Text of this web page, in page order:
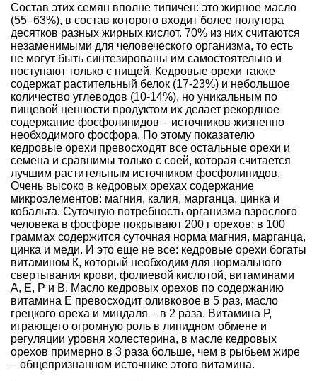
Состав этих семян вполне типичен: это жирное масло
(55–63%), в состав которого входит более полутора
десятков разных жирных кислот. 70% из них считаются
незаменимыми для человеческого организма, то есть
не могут быть синтезированы им самостоятельно и
поступают только с пищей. Кедровые орехи также
содержат растительный белок (17-23%) и небольшое
количество углеводов (10-14%), но уникальным по
пищевой ценности продуктом их делает рекордное
содержание фосфолипидов – источников жизненно
необходимого фосфора. По этому показателю
кедровые орехи превосходят все остальные орехи и
семена и сравнимы только с соей, которая считается
лучшим растительным источником фосфолипидов.
Очень высоко в кедровых орехах содержание
микроэлементов: магния, калия, марганца, цинка и
кобальта. Суточную потребность организма взрослого
человека в фосфоре покрывают 200 г орехов; в 100
граммах содержится суточная норма магния, марганца,
цинка и меди. И это еще не все: кедровые орехи богаты
витамином К, который необходим для нормального
свертывания крови, фолиевой кислотой, витаминами
А, Е, Р и В. Масло кедровых орехов по содержанию
витамина Е превосходит оливковое в 5 раз, масло
грецкого ореха и миндаля – в 2 раза. Витамина Р,
играющего огромную роль в липидном обмене и
регуляции уровня холестерина, в масле кедровых
орехов примерно в 3 раза больше, чем в рыбьем жире
– общепризнанном источнике этого витамина.